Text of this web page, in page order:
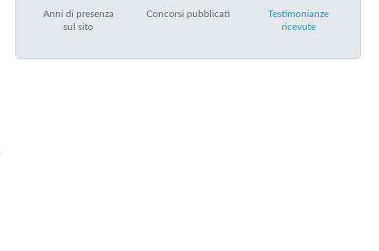
Anni di presenza
sul sito
Concorsi pubblicati
Testimonianze
ricevute